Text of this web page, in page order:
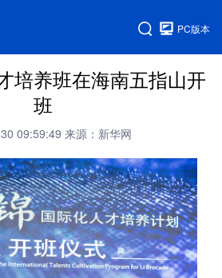
PC版本
培养班在海南五指山开
班
09:59:49 来源：新华网